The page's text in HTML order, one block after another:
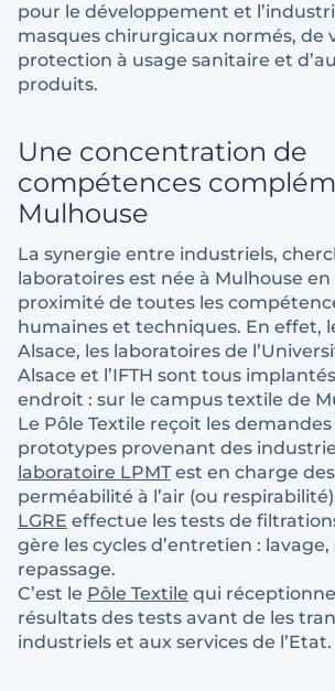
pour le développement et
masques chirurgicaux normés, de
protection à usage sanitaire et
produits.
Une concentration de
compétences
Mulhouse
La synergie entre industriels,
laboratoires est née à Mulhouse en
proximité de toutes les
humaines et techniques. En effet,
Alsace, les laboratoires de
Alsace et l’IFTH sont tous
endroit : sur le campus textile de
Le Pôle Textile reçoit les
prototypes provenant des
laboratoire LPMTest en charge
perméabilité à l’air (ou
LGRE effectue les tests de
gère les cycles d’entretien :
repassage.
C’est le Pôle Textile qui
résultats des tests avant de les
industriels et aux services de l’Etat.